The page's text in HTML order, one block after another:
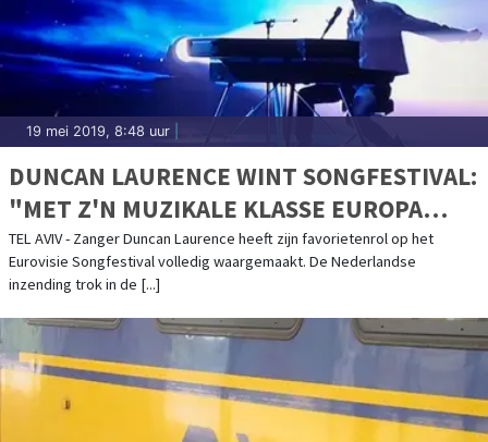
19 mei 2019, 8:48 uur
DUNCAN LAURENCE WINT SONGFESTIVAL:
"MET Z'N MUZIKALE KLASSE EUROPA
VEROVERD"
TEL AVIV - Zanger Duncan Laurence heeft zijn favorietenrol op het
Eurovisie Songfestival volledig waargemaakt. De Nederlandse
inzending trok in de [...]